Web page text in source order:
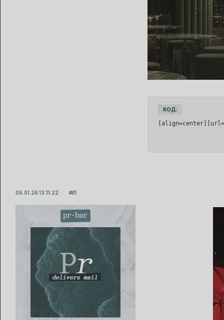
КОД:
61
05.01.26 13:11:22
pr-bar